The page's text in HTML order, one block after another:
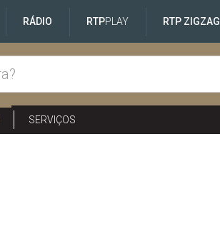
RÁDIO RTPPLAY RTP ZIGZAG
SERVIÇOS